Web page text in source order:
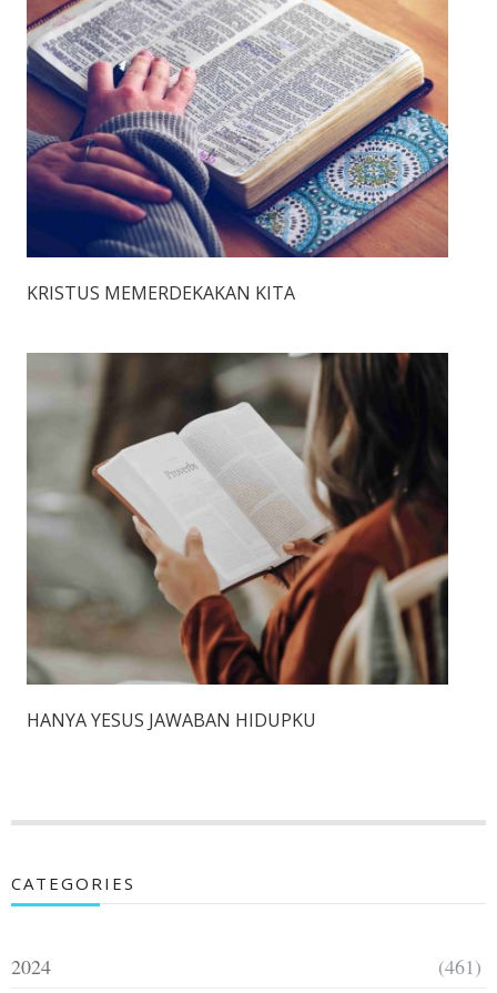
KRISTUS MEMERDEKAKAN KITA
HANYA YESUS JAWABAN HIDUPKU
CATEGORIES
2024 (461)